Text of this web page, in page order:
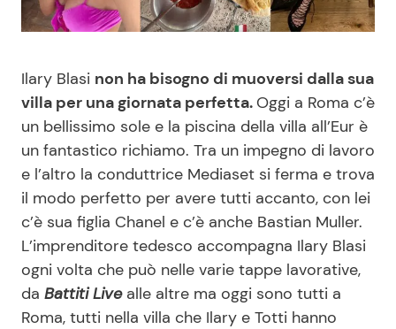
Benessere
Moda e Style
Mondo Mamma
News benessere
Salute
Viaggi e Turismo
Cucina e Ricette
Dolci
Le Ricette in TV
Primi Piatti
Ricette Facili e Veloci
Ricette Feste
Ilary Blasi non ha bisogno di muoversi dalla sua
villa per una giornata perfetta. Oggi a Roma c’è
un bellissimo sole e la piscina della villa all’Eur è
un fantastico richiamo. Tra un impegno di lavoro
e l’altro la conduttrice Mediaset si ferma e trova
il modo perfetto per avere tutti accanto, con lei
c’è sua figlia Chanel e c’è anche Bastian Muller.
L’imprenditore tedesco accompagna Ilary Blasi
ogni volta che può nelle varie tappe lavorative,
da Battiti Live alle altre ma oggi sono tutti a
Roma, tutti nella villa che Ilary e Totti hanno